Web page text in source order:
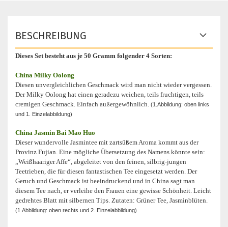
BESCHREIBUNG
Dieses Set besteht aus je 50 Gramm folgender 4 Sorten:
China Milky Oolong
Diesen unvergleichlichen Geschmack wird man nicht wieder vergessen.
Der Milky Oolong hat einen geradezu weichen, teils fruchtigen, teils
cremigen Geschmack. Einfach außergewöhnlich. (1.Abbildung: oben links
und 1. Einzelabbildung)
China Jasmin Bai Mao Huo
Dieser wundervolle Jasmintee mit zartsüßem Aroma kommt aus der
Provinz Fujian. Eine mögliche Übersetzung des Namens könnte sein:
„Weißhaariger Affe“, abgeleitet von den feinen, silbrig-jungen
Teetrieben, die für diesen fantastischen Tee eingesetzt werden. Der
Geruch und Geschmack ist beeindruckend und in China sagt man
diesem Tee nach, er verleihe den Frauen eine gewisse Schönheit. Leicht
gedrehtes Blatt mit silbernen Tips. Zutaten: Grüner Tee, Jasminblüten.
(1.Abbildung: oben rechts und 2. Einzelabbildung)